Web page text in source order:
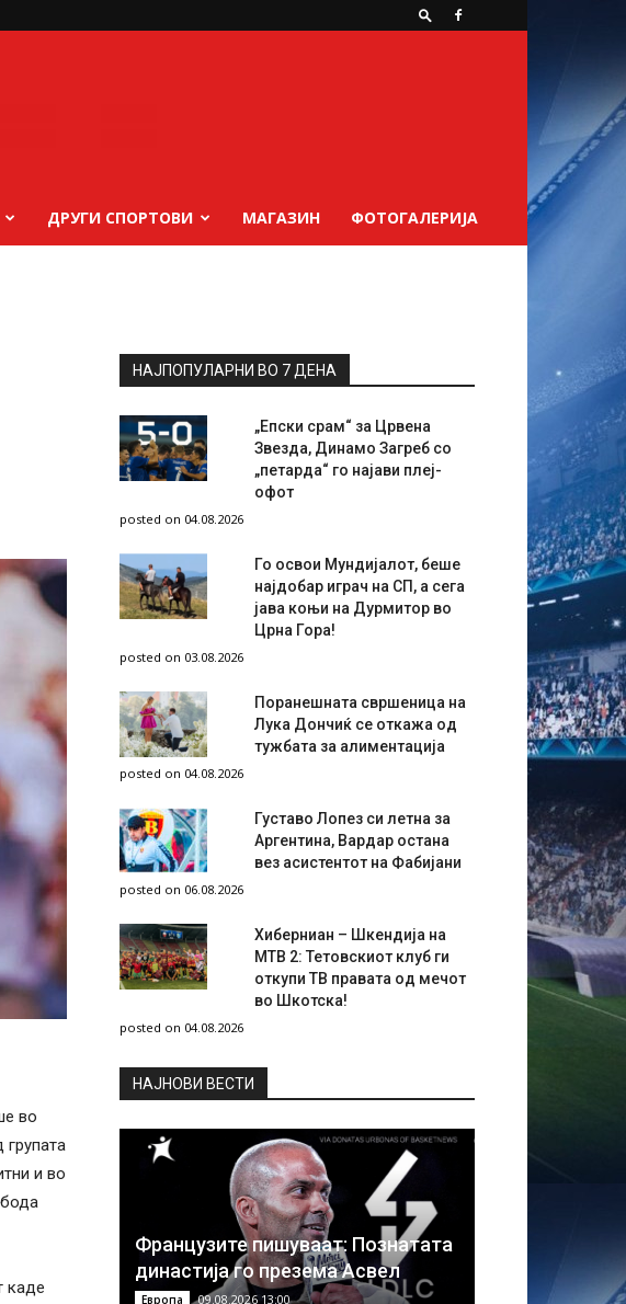
ДРУГИ СПОРТОВИ МАГАЗИН ФОТОГАЛЕРИЈА
во
и во
каде
НАЈПОПУЛАРНИ ВО 7 ДЕНА
„Епски срам“ за Црвена
Звезда, Динамо Загреб со
„петарда“ го најави плеј-
офот
posted on 04.08.2026
Го освои Мундијалот, беше
најдобар играч на СП, а сега
јава коњи на Дурмитор во
Црна Гора!
posted on 03.08.2026
Поранешната свршеница на
Лука Дончиќ се откажа од
тужбата за алиментација
posted on 04.08.2026
Густаво Лопез си летна за
Аргентина, Вардар остана
вез асистентот на Фабијани
posted on 06.08.2026
Хиберниан – Шкендија на
МТВ 2: Тетовскиот клуб ги
откупи ТВ правата од мечот
во Шкотска!
posted on 04.08.2026
НAЈНОВИ ВЕСТИ
Французите пишуваат: Познатата
династија го презема Асвел
Европа 09.08.2026 13:00